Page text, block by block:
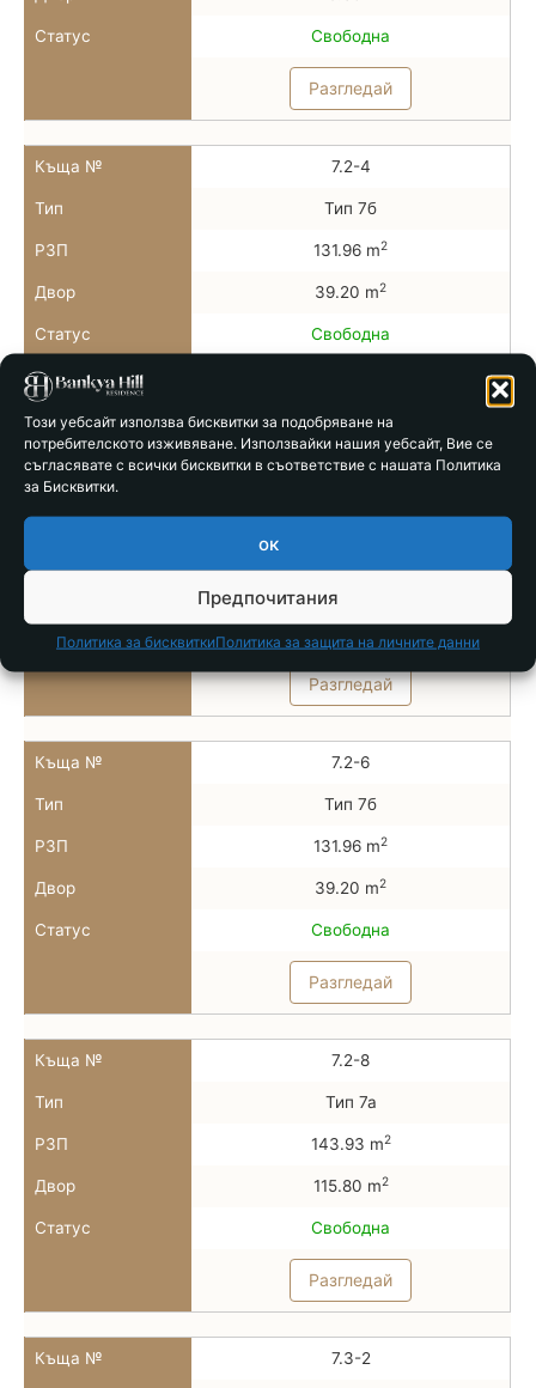
Този уебсайт използва бисквитки за подобряване на
потребителското изживяване. Използвайки нашия уебсайт, Вие се
съгласявате с всички бисквитки в съответствие с нашата Политика
за Бисквитки.
ок
Предпочитания
Политика за бисквиткиПолитика за защита на личните данни
Статус Свободна
Разгледай
Къща № 7.2-4
Тип Тип 7б
РЗП 131.96 m2
Двор 39.20 m2
Статус Свободна
Къща № 7.2-5
28.00 m
Разгледай
Къща № 7.2-6
Тип Тип 7б
РЗП 131.96 m2
Двор 39.20 m2
Статус Свободна
Разгледай
Къща № 7.2-8
Тип Тип 7а
РЗП 143.93 m2
Двор 115.80 m2
Статус Свободна
Разгледай
Къща № 7.3-2